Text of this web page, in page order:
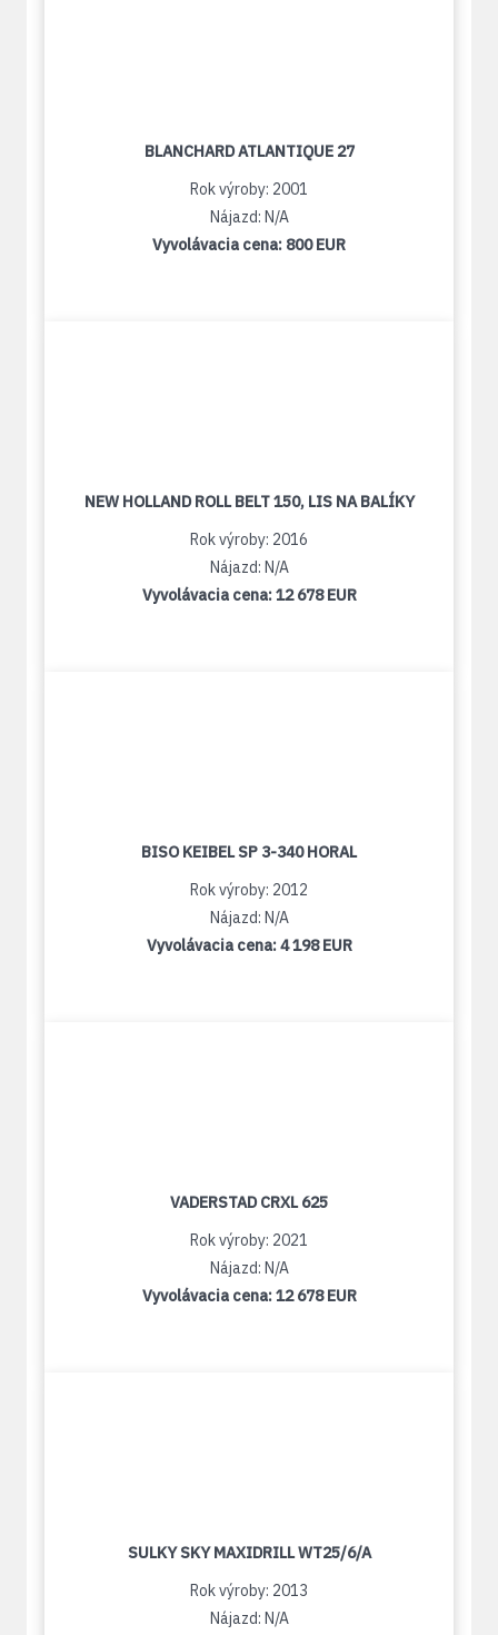
BLANCHARD ATLANTIQUE 27
Rok výroby: 2001
Nájazd: N/A
Vyvolávacia cena: 800 EUR
NEW HOLLAND ROLL BELT 150, LIS NA BALÍKY
Rok výroby: 2016
Nájazd: N/A
Vyvolávacia cena:12 678 EUR
BISO KEIBEL SP 3-340 HORAL
Rok výroby: 2012
Nájazd: N/A
Vyvolávacia cena:4 198 EUR
VADERSTAD CRXL 625
Rok výroby: 2021
Nájazd: N/A
Vyvolávacia cena:12 678 EUR
SULKY SKY MAXIDRILL WT25/6/A
Rok výroby: 2013
Nájazd: N/A